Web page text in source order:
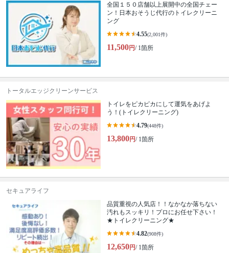
全国１５０店舗以上展開中の全国チェー
ン！日本おそうじ代行のトイレクリーニ
ング
4.55(2,001件)
11,500円/ 1箇所
トータルエッジクリーンサービス
トイレをピカピカにして運気をあげよ
う！(トイレクリーニング)
4.79(448件)
13,800円/ 1箇所
セキュアライフ
品質重視の人気店！！なかなか落ちない
汚れもスッキリ！プロにお任せ下さい！
★トイレクリーニング★
4.82(908件)
12,650円/ 1箇所